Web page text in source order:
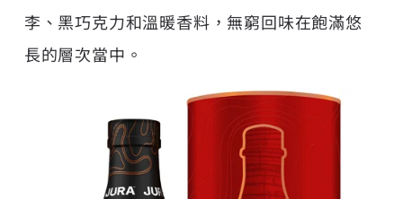
李、黑巧克力和溫暖香料，無窮回味在飽滿悠
長的層次當中。